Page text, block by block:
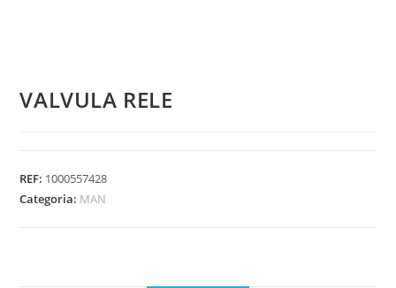
VALVULA RELE
REF: 1000557428
Categoria: MAN